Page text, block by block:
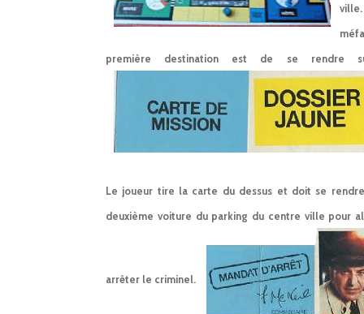
première destination est de se rendre
Le joueur tire la carte du dessus et doit se
deuxième voiture du parking du centre ville pour
arrêter le criminel.